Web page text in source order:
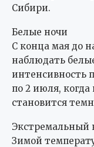
Сибири.
Белые ночи
С конца мая до
наблюдать
интенсивность
по 2 июля,
становится
Экстремальный
Зимой